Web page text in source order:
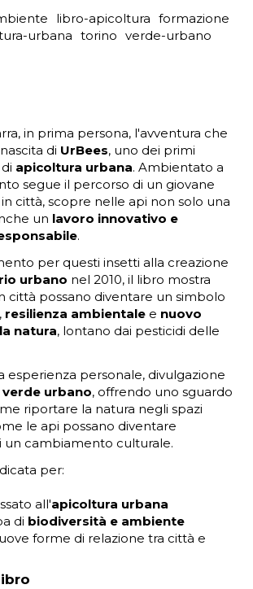
libro-apicoltura
formazione
urbana torino verde-urbano
in prima persona, l'avventura che
di UrBees, uno dei primi
apicoltura urbana. Ambientato a
segue il percorso di un giovane
città, scopre nelle api non solo una
un lavoro innovativo e
.
per questi insetti alla creazione
urbano nel 2010, il libro mostra
città possano diventare un simbolo
, resilienza ambientale e nuovo
natura, lontano dai pesticidi delle
esperienza personale, divulgazione
verde urbano, offrendo uno sguardo
riportare la natura negli spazi
le api possano diventare
un cambiamento culturale.
per:
all'apicoltura urbana
di biodiversità e ambiente
forme di relazione tra città e